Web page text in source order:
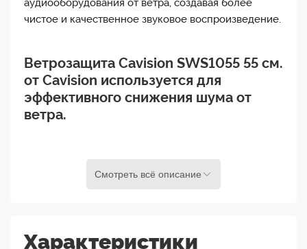
аудиооборудования от ветра, создавая более
чистое и качественное звуковое воспроизведение.
Ветрозащита Cavision SWS1055 55 см.
от Cavision используется для
эффективного снижения шума от
ветра.
Смотреть всё описание
Характеристики